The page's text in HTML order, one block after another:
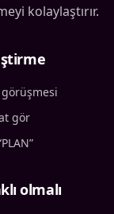
kolaylaştırır.
görüşmesi
gör
olmalı